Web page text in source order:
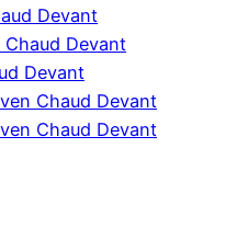
Devant
Devant
Devant
Chaud Devant
Chaud Devant